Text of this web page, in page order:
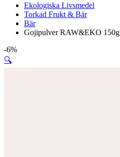
Ekologiska Livsmedel
Torkad Frukt & Bär
Bär
Gojipulver RAW&EKO 150g
-6%
🔍